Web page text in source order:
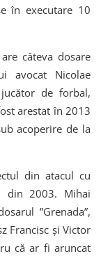
în executare 10
are câteva dosare
avocat Nicolae
de forbal,
arestat în 2013
acoperire de la
din atacul cu
din 2003. Mihai
”Grenada”,
Francisc şi Victor
că ar fi aruncat